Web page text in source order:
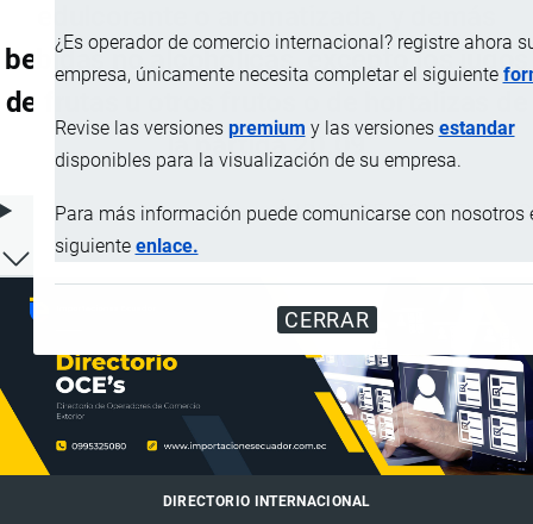
¿Es operador de comercio internacional? registre ahora
empresa, únicamente necesita completar el siguiente
Revise las versiones premium y las versiones estandar
disponibles para la visualización de su empresa.
Para más información puede comunicarse con nosotros
siguiente enlace.
CERRAR
bebidas no alcohólicas, excepto los jugos
de frutas u otros frutos o de hortalizas de
la partida 20.09
ÍNDICE DE CONTENIDOS
DIRECTORIO INTERNACIONAL